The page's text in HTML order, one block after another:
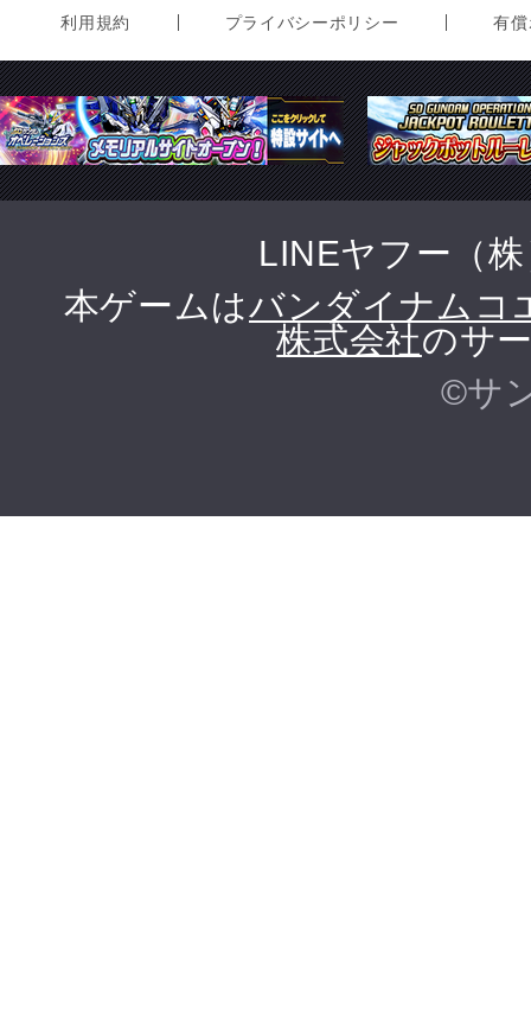
利用規約 プライバシーポリシー 有
LINEヤフー（
本ゲームはバンダイナムコ
株式会社のサ
©サ